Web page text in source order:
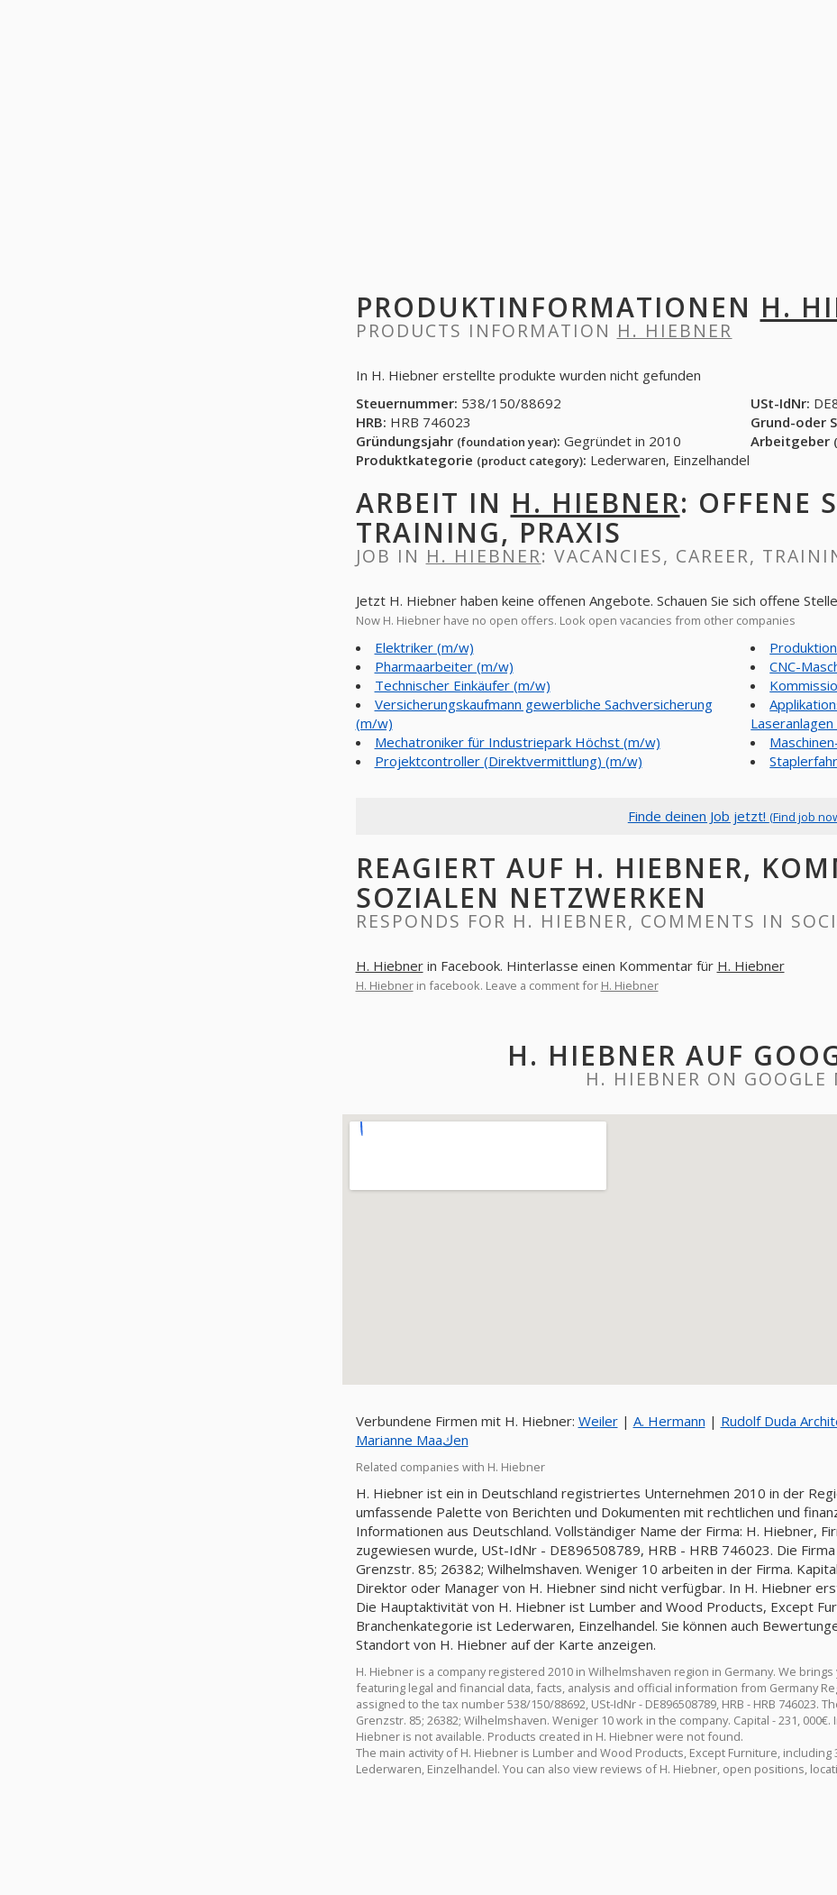
PRODUKTINFORMATIONEN H.
PRODUCTS INFORMATION H. HIEBNER
In H. Hiebner erstellte produkte wurden nicht gefunden
Steuernummer: 538/150/88692 USt-IdNr:
HRB: HRB 746023 Grund-oder
Gründungsjahr (foundation year): Gegründet in 2010 Arbeitgeber
Produktkategorie (product category): Lederwaren, Einzelhandel
ARBEIT IN H. HIEBNER: OFFENE
TRAINING, PRAXIS
JOB IN H. HIEBNER: VACANCIES, CAREER,
Jetzt H. Hiebner haben keine offenen Angebote. Schauen Sie sich offene
Now H. Hiebner have no open offers. Look open vacancies from other companies
Elektriker (m/w)
Pharmaarbeiter (m/w)
Technischer Einkäufer (m/w)
Versicherungskaufmann gewerbliche Sachversicherung
(m/w)
Mechatroniker für Industriepark Höchst (m/w)
Projektcontroller (Direktvermittlung) (m/w)
CNC-
Finde deinen Job jetzt! (Find job
REAGIERT AUF H. HIEBNER,
SOZIALEN NETZWERKEN
RESPONDS FOR H. HIEBNER, COMMENTS IN
H. Hiebnerin Facebook. Hinterlasse einen Kommentar für H. Hiebner
H. Hiebnerin facebook. Leave a comment for H. Hiebner
H. HIEBNER AUF
H. HIEBNER ON GOOGLE
Verbundene Firmen mit H. Hiebner: Weiler| A. Hermann | Rudolf Duda
Marianne Maaكen
Related companies with H. Hiebner
H. Hiebner ist ein in Deutschland registriertes Unternehmen 2010 in der
umfassende Palette von Berichten und Dokumenten mit rechtlichen und
Informationen aus Deutschland. Vollständiger Name der Firma: H. Hiebner,
zugewiesen wurde, USt-IdNr - DE896508789, HRB - HRB 746023. Die
Grenzstr. 85; 26382; Wilhelmshaven. Weniger 10 arbeiten in der Firma.
Direktor oder Manager von H. Hiebner sind nicht verfügbar. In H. Hiebner
Die Hauptaktivität von H. Hiebner ist Lumber and Wood Products, Except
Branchenkategorie ist Lederwaren, Einzelhandel. Sie können auch
Standort von H. Hiebner auf der Karte anzeigen.
H. Hiebner is a company registered 2010 in Wilhelmshaven region in Germany. We
featuring legal and financial data, facts, analysis and official information from Germany
assigned to the tax number 538/150/88692, USt-IdNr - DE896508789, HRB - HRB 746023.
Grenzstr. 85; 26382; Wilhelmshaven. Weniger 10 work in the company. Capital - 231,
Hiebner is not available. Products created in H. Hiebner were not found.
The main activity of H. Hiebner is Lumber and Wood Products, Except Furniture,
Lederwaren, Einzelhandel. You can also view reviews of H. Hiebner, open positions,